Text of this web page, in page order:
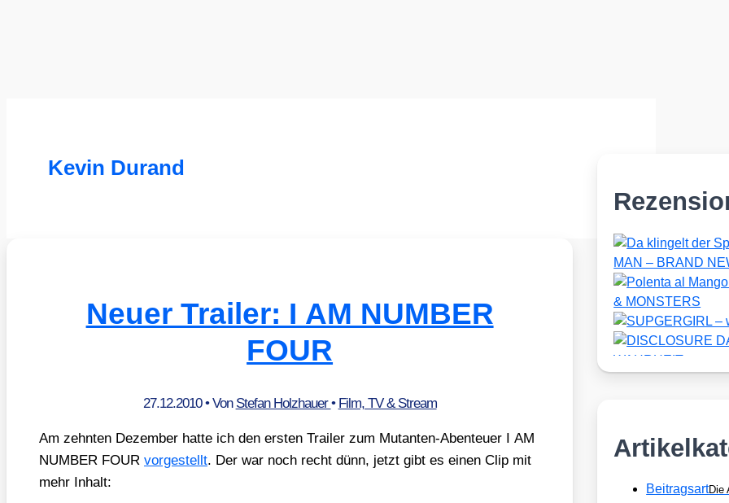
Kevin Durand
Neuer Trailer: I AM NUMBER
FOUR
27.12.2010• Von Stefan Holzhauer• Film, TV & Stream
Am zehn­ten Dezem­ber hat­te ich den ers­ten Trai­ler zum Mutan­ten-Aben­teu­er I AM
NUMBER FOUR vor­ge­stellt. Der war noch recht dünn, jetzt gibt es einen Clip mit
mehr Inhalt:
BeitragsartDie